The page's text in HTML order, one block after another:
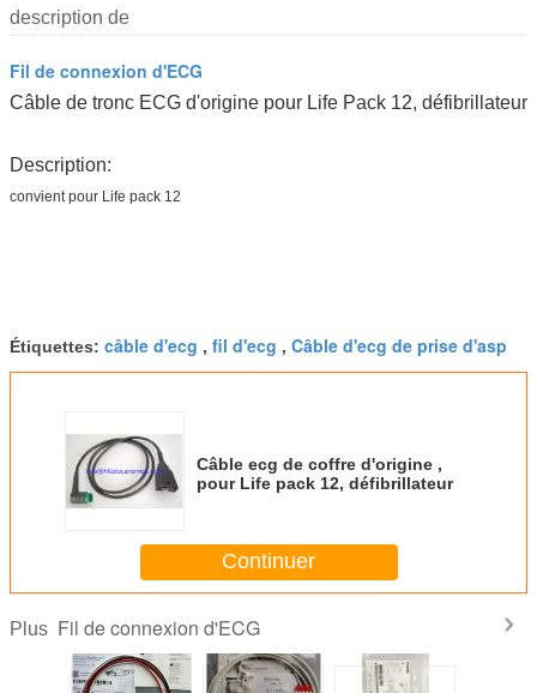
description de
Fil de connexion d'ECG
Câble de tronc ECG d'origine pour Life Pack 12, défibrillateur
Description:
convient pour Life pack 12
Étiquettes: câble d'ecg , fil d'ecg , Câble d'ecg de prise d'asp
Câble ecg de coffre d'origine ,
pour Life pack 12, défibrillateur
Continuer
Plus Fil de connexion d'ECG